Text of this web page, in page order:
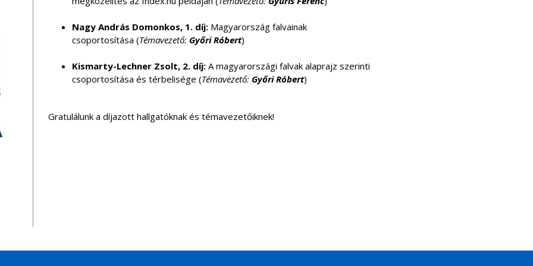
Nagy András Domonkos, 1. díj:Magyarország falvainak
csoportosítása (Témavezető: Győri Róbert)
Kismarty-Lechner Zsolt, 2. díj:A magyarországi falvak alaprajz szerinti
csoportosítása és térbelisége (Témavezető: Győri Róbert)
Gratulálunk a díjazott hallgatóknak és témavezetőiknek!